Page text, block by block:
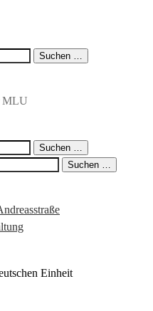
Suchen …
MLU
Suchen …
Suchen …
Einheit